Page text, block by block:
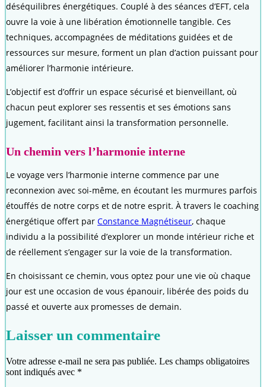
déséquilibres énergétiques. Couplé à des séances d’EFT, cela
ouvre la voie à une libération émotionnelle tangible. Ces
techniques, accompagnées de méditations guidées et de
ressources sur mesure, forment un plan d’action puissant pour
améliorer l’harmonie intérieure.
L’objectif est d’offrir un espace sécurisé et bienveillant, où
chacun peut explorer ses ressentis et ses émotions sans
jugement, facilitant ainsi la transformation personnelle.
Un chemin vers l’harmonie interne
Le voyage vers l’harmonie interne commence par une
reconnexion avec soi-même, en écoutant les murmures parfois
étouffés de notre corps et de notre esprit. À travers le coaching
énergétique offert par Constance Magnétiseur, chaque
individu a la possibilité d’explorer un monde intérieur riche et
de réellement s’engager sur la voie de la transformation.
En choisissant ce chemin, vous optez pour une vie où chaque
jour est une occasion de vous épanouir, libérée des poids du
passé et ouverte aux promesses de demain.
Laisser un commentaire
Votre adresse e-mail ne sera pas publiée. Les champs obligatoires
sont indiqués avec *